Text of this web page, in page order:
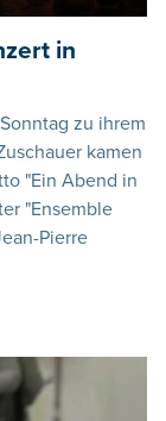
in
zu ihrem
kamen
"Ein Abend in
"Ensemble
Pierre